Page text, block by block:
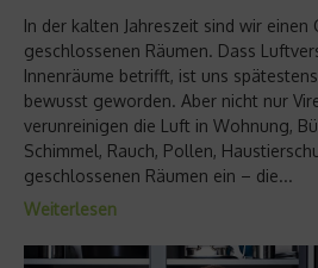
In der kalten Jahreszeit sind wir
geschlossenen Räumen. Dass
Innenräume betrifft, ist uns
bewusst geworden. Aber nicht nur
verunreinigen die Luft in Wohnung,
Schimmel, Rauch, Pollen,
geschlossenen Räumen ein – die...
Weiterlesen